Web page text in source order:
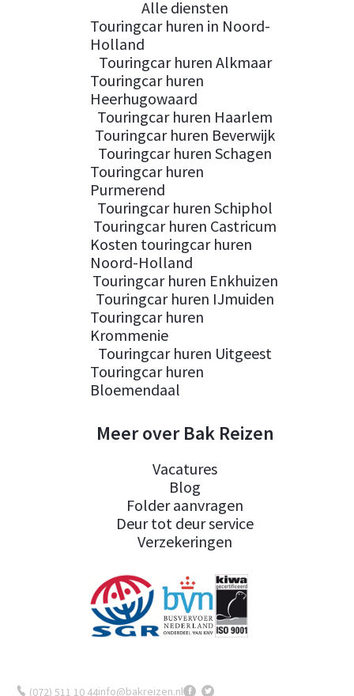
Alle diensten
Touringcar huren in Noord-
Holland
Touringcar huren Alkmaar
Touringcar huren
Heerhugowaard
Touringcar huren Haarlem
Touringcar huren Beverwijk
Touringcar huren Schagen
Touringcar huren
Purmerend
Touringcar huren Schiphol
Touringcar huren Castricum
Kosten touringcar huren
Noord-Holland
Touringcar huren Enkhuizen
Touringcar huren IJmuiden
Touringcar huren
Krommenie
Touringcar huren Uitgeest
Touringcar huren
Bloemendaal
Meer over Bak Reizen
Vacatures
Blog
Folder aanvragen
Deur tot deur service
Verzekeringen
(072) 511 10 44info@bakreizen.nl